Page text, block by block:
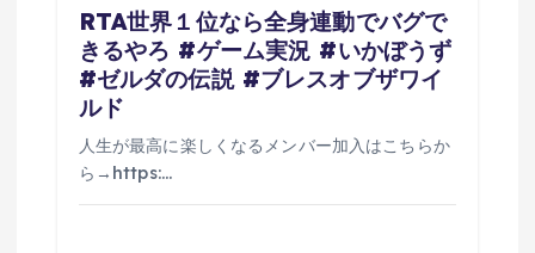
RTA世界１位なら全身連動でバグで
きるやろ #ゲーム実況 #いかぼうず
#ゼルダの伝説 #ブレスオブザワイ
ルド
人生が最高に楽しくなるメンバー加入はこちらか
ら→https:…